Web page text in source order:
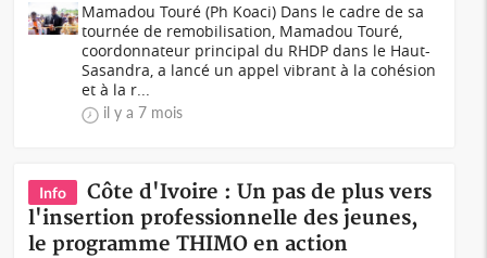
Mamadou Touré (Ph Koaci) Dans le cadre de sa
tournée de remobilisation, Mamadou Touré,
coordonnateur principal du RHDP dans le Haut-
Sasandra, a lancé un appel vibrant à la cohésion
et à la r...
il y a 7 mois
Info
Côte d'Ivoire : Un pas de plus vers
l'insertion professionnelle des jeunes,
le programme THIMO en action